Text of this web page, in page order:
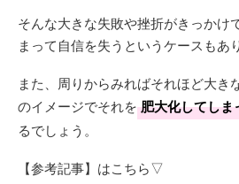
そんな大きな失敗や挫折がきっかけ
まって自信を失うというケースもあ
また、周りからみればそれほど大き
のイメージでそれを 肥大化してしま
るでしょう。
【参考記事】はこちら▽